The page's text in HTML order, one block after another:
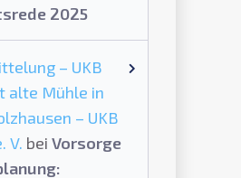
2025
– UKB
alte Mühle in
– UKB
V. bei Vorsorge